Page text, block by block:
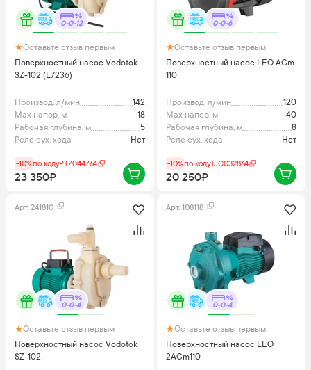
0-0-12
Оставьте отзыв первым
Поверхностный насос Vodotok
SZ-102 (L7236)
Производ. л/мин
142
Max напор, м
18
Рабочая глубина, м
5
Реле сух. хода
Нет
-10%по кодуPTZ044764
23 350₽
0-0-6
Оставьте отзыв первым
Поверхностный насос LEO ACm
110
Производ. л/мин
120
Max напор, м
40
Рабочая глубина, м
8
Реле сух. хода
Нет
-10%по кодуTJC032864
20 250₽
Арт. 241810
0-0-4
Оставьте отзыв первым
Поверхностный насос Vodotok
SZ-102
Арт. 108118
0-0-4
Оставьте отзыв первым
Поверхностный насос LEO
2ACm110